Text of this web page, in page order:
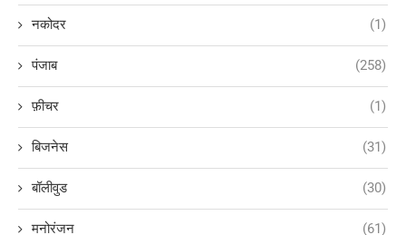
नकोदर (1)
पंजाब (258)
फ़ीचर (1)
बिजनेस (31)
बॉलीवुड (30)
मनोरंजन (61)